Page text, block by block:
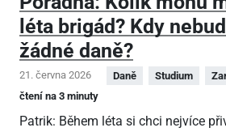
léta brigád? Kdy
žádné daně?
21. června 2026 Daně Studium
čtení na 3 minuty
Patrik: Během léta si chci nejvíce